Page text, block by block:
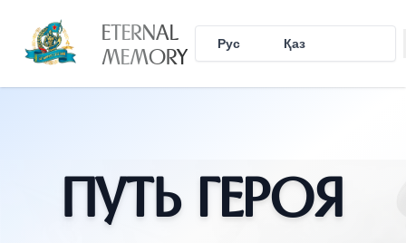
ETERNAL
MEMORY Рус Қаз
Путь Героя